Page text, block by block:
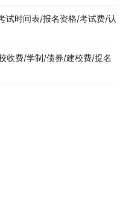
试时间表/报名资格/考试费/认
收费/学制/债券/建校费/提名